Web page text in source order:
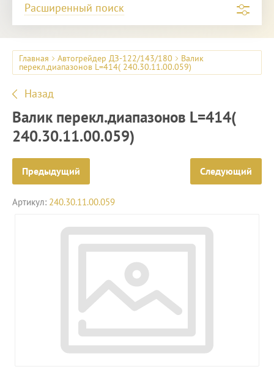
Расширенный поиск
Главная Автогрейдер ДЗ-122/143/180 Валик
перекл.диапазонов L=414( 240.30.11.00.059)
Назад
Валик перекл.диапазонов L=414(
240.30.11.00.059)
Предыдущий Следующий
Артикул: 240.30.11.00.059